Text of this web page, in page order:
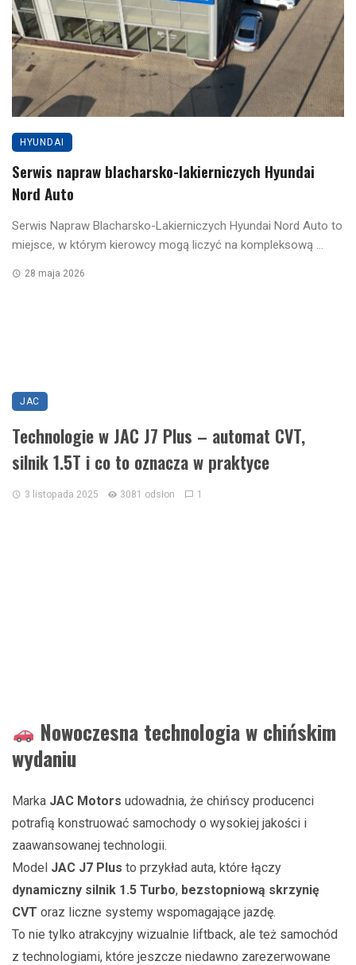
HYUNDAI
Serwis napraw blacharsko-lakierniczych Hyundai
Nord Auto
Serwis Napraw Blacharsko-Lakierniczych Hyundai Nord Auto to
miejsce, w którym kierowcy mogą liczyć na kompleksową ...
28 maja 2026
JAC
Technologie w JAC J7 Plus – automat CVT,
silnik 1.5T i co to oznacza w praktyce
3 listopada 2025 3081 odsłon 1
Nowoczesna technologia w chińskim
wydaniu
Marka JAC Motors udowadnia, że chińscy producenci
potrafią konstruować samochody o wysokiej jakości i
zaawansowanej technologii.
Model JAC J7 Plus to przykład auta, które łączy
dynamiczny silnik 1.5 Turbo, bezstopniową skrzynię
CVT oraz liczne systemy wspomagające jazdę.
To nie tylko atrakcyjny wizualnie liftback, ale też samochód
z technologiami, które jeszcze niedawno zarezerwowane